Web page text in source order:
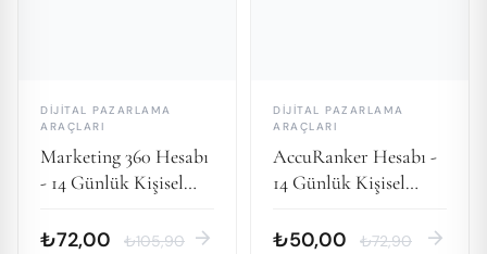
DIJITAL PAZARLAMA
ARAÇLARI
Marketing 360 Hesabı
- 14 Günlük Kişisel
₺72,00 ₺105,90 arrow_forward
DIJITAL PAZARLAMA
ARAÇLARI
AccuRanker Hesabı -
14 Günlük Kişisel
₺50,00 ₺72,90 arrow_forward